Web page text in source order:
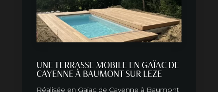
UNE TERRASSE MOBILE EN GAÏAC DE
CAYENNE À BAUMONT SUR LEZE
Réalisée en Gaïac de Cayenne à Baumont